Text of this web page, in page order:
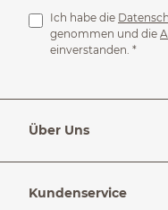
Ich habe die
genommen und die
einverstanden. *
Über Uns
Kundenservice